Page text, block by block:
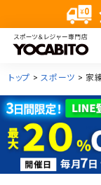
トップ スポーツ 家